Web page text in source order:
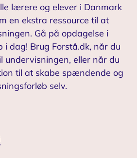
lærere og elever i Danmark
en ekstra ressource til at
Gå på opdagelse i
i dag! Brug Forstå.dk, når du
undervisningen, eller når du
til at skabe spændende og
selv.